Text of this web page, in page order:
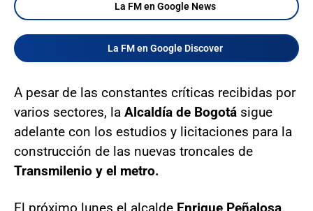
La FM en Google News
La FM en Google Discover
A pesar de las constantes críticas recibidas por
varios sectores, la Alcaldía de Bogotá sigue
adelante con los estudios y licitaciones para la
construcción de las nuevas troncales de
Transmilenio y el metro.